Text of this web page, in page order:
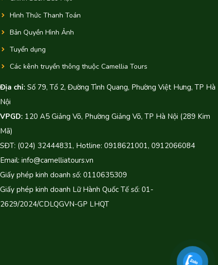
Hình Thức Thanh Toán
Bản Quyền Hình Ảnh
Tuyển dụng
Các kênh truyền thông thuộc Camellia Tours
Địa chỉ: Số 79, Tổ 2, Đường Tình Quang, Phường Việt Hưng, TP Hà
Nội
VPGD: 120 A5 Giảng Võ, Phường Giảng Võ, TP Hà Nội (289 Kim
Mã)
SĐT: (024) 32444831, Hotline: 0918621001, 0912066084
Email: info@camelliatours.vn
Giấy phép kinh doanh số: 0110635309
Giấy phép kinh doanh Lữ Hành Quốc Tế số: 01-
2629/2024/CDLQGVN-GP LHQT